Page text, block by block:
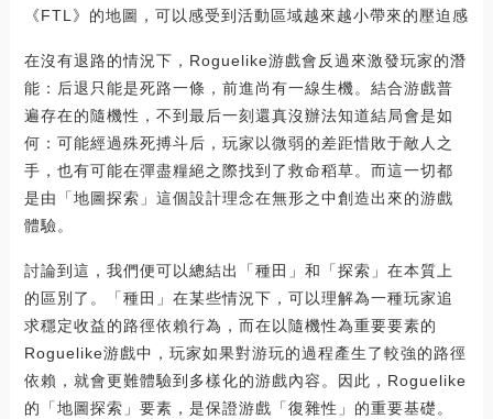
《FTL》的地圖，可以感受到活動區域越來越小帶來的壓迫感
在沒有退路的情況下，Roguelike游戲會反過來激發玩家的潛
能：后退只能是死路一條，前進尚有一線生機。結合游戲普
遍存在的隨機性，不到最后一刻還真沒辦法知道結局會是如
何：可能經過殊死搏斗后，玩家以微弱的差距惜敗于敵人之
手，也有可能在彈盡糧絕之際找到了救命稻草。而這一切都
是由「地圖探索」這個設計理念在無形之中創造出來的游戲
體驗。
討論到這，我們便可以總結出「種田」和「探索」在本質上
的區別了。「種田」在某些情況下，可以理解為一種玩家追
求穩定收益的路徑依賴行為，而在以隨機性為重要要素的
Roguelike游戲中，玩家如果對游玩的過程產生了較強的路徑
依賴，就會更難體驗到多樣化的游戲內容。因此，Roguelike
的「地圖探索」要素，是保證游戲「復雜性」的重要基礎。